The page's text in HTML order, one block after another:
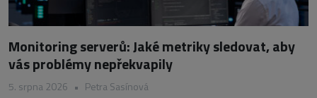
Monitoring serverů: Jaké metriky sledovat, aby
vás problémy nepřekvapily
5. srpna 2026 • Petra Sasínová